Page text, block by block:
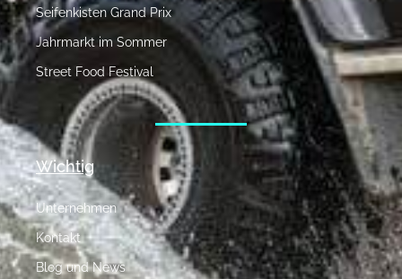
Seifenkisten Grand Prix
Jahrmarkt im Sommer
Street Food Festival
Wichtig
Unternehmen
Kontakt
Blog und News